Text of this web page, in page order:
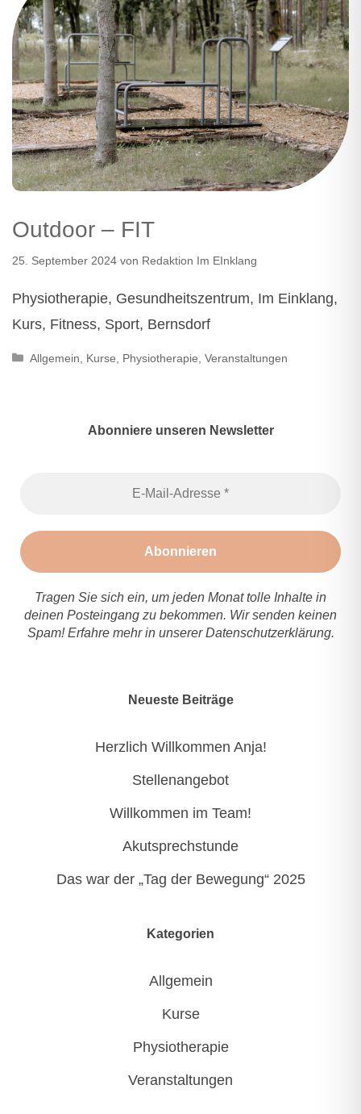
Outdoor – FIT
25. September 2024 von Redaktion Im EInklang
Physiotherapie, Gesundheitszentrum, Im Einklang,
Kurs, Fitness, Sport, Bernsdorf
Kategorien
Allgemein Kurse Physiotherapie ,Veranstaltungen
Abonniere unseren Newsletter
Tragen Sie sich ein, um jeden Monat tolle Inhalte in
deinen Posteingang zu bekommen. Wir senden keinen
Spam! Erfahre mehr in unsererDatenschutzerklärung.
Neueste Beiträge
Herzlich Willkommen Anja!
Stellenangebot
Willkommen im Team!
Akutsprechstunde
Das war der „Tag der Bewegung“ 2025
Kategorien
Allgemein
Kurse
Physiotherapie
Veranstaltungen